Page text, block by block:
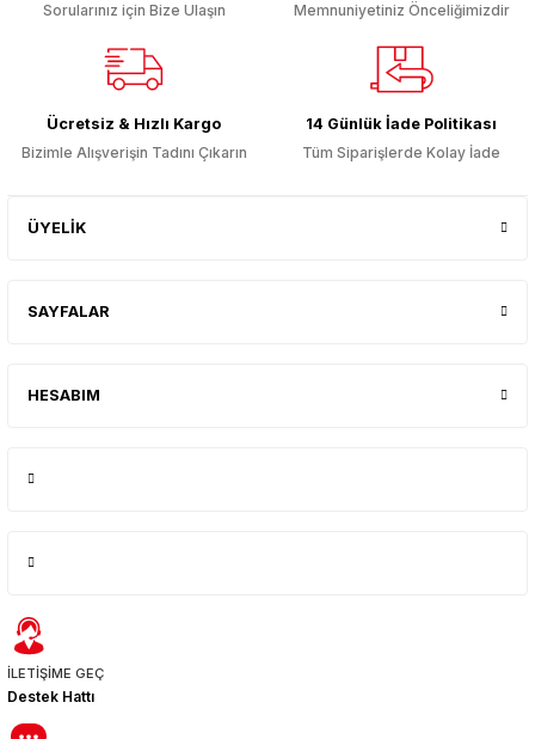
Sorularınız için Bize Ulaşın
Memnuniyetiniz Önceliğimizdir
Ücretsiz & Hızlı Kargo
Bizimle Alışverişin Tadını Çıkarın
14 Günlük İade Politikası
Tüm Siparişlerde Kolay İade
ÜYELİK
SAYFALAR
HESABIM
İLETİŞİME GEÇ
Destek Hattı